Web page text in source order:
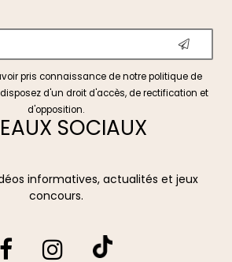
pris connaissance de notrepolitique de
d'un droit d'accès, de rectification et
d'opposition.
SOCIAUX
informatives, actualités et jeux
concours.